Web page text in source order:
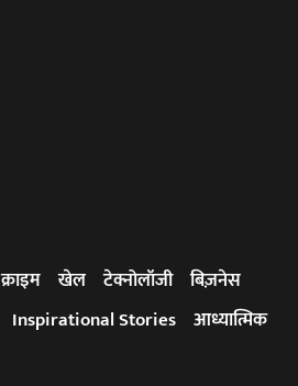
क्राइम खेल टेक्नोलॉजी बिज़नेस
Inspirational Stories आध्यात्मिक